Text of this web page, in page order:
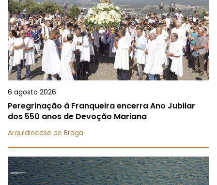
6 agosto 2026
Peregrinação à Franqueira encerra Ano Jubilar
dos 550 anos de Devoção Mariana
Arquidiocese de Braga